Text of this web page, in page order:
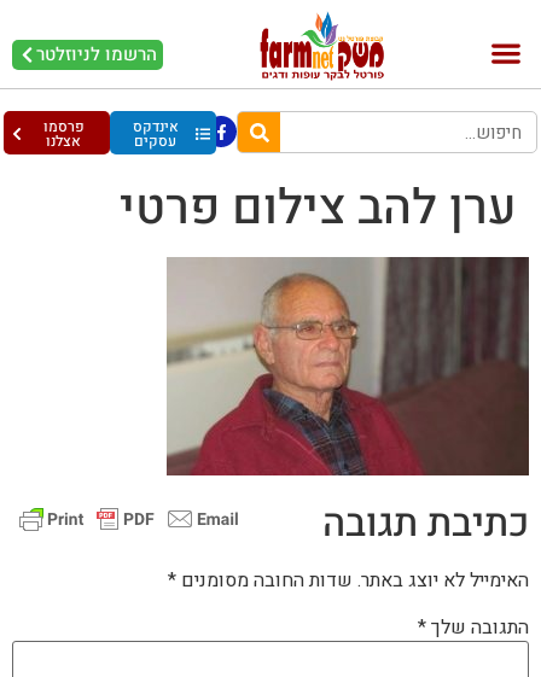
הרשמו לניוזלטר
אינדקס
עסקים
פרסמו
אצלנו
ערן להב צילום פרטי
כתיבת תגובה
האימייל לא יוצג באתר. שדות החובה מסומנים *
התגובה שלך*